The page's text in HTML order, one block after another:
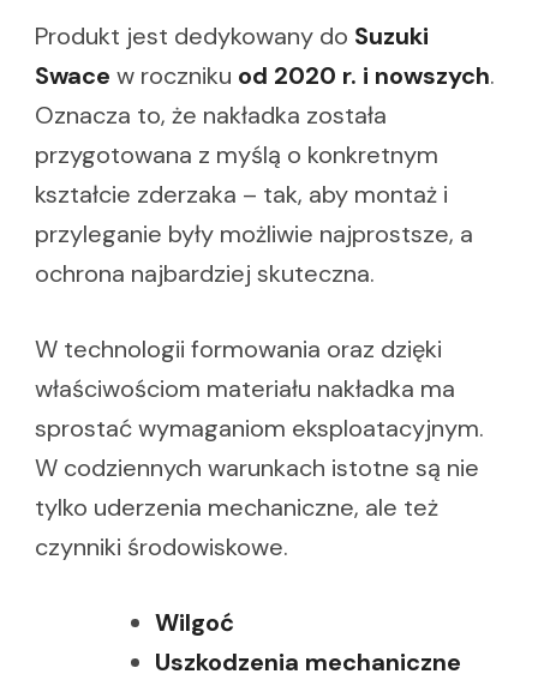
Produkt jest dedykowany do Suzuki
Swace w roczniku od 2020 r. i nowszych.
Oznacza to, że nakładka została
przygotowana z myślą o konkretnym
kształcie zderzaka – tak, aby montaż i
przyleganie były możliwie najprostsze, a
ochrona najbardziej skuteczna.
W technologii formowania oraz dzięki
właściwościom materiału nakładka ma
sprostać wymaganiom eksploatacyjnym.
W codziennych warunkach istotne są nie
tylko uderzenia mechaniczne, ale też
czynniki środowiskowe.
Wilgoć
Uszkodzenia mechaniczne